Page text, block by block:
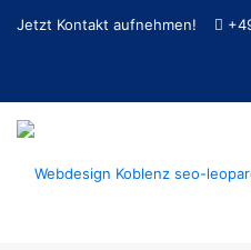
Jetzt Kontakt aufnehmen!